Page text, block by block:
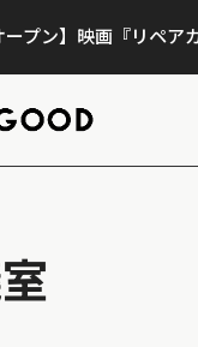
ープン】映画『リペ